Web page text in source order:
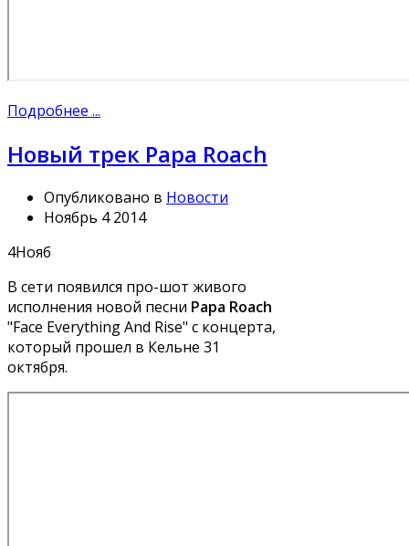
Подробнее ...
Новый трек Papa Roach
Опубликовано в Новости
Ноябрь 4 2014
4Нояб
В сети появился про-шот живого
исполнения новой песни Papa Roach
"Face Everything And Rise" с концерта,
который прошел в Кельне 31
октября.